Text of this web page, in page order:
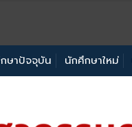
ษาปัจจุบัน นักศึกษาใหม่